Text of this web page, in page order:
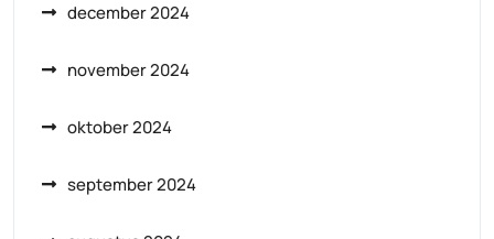
december 2024
november 2024
oktober 2024
september 2024